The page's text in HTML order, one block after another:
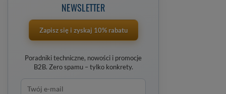
NEWSLETTER
Zapisz się i zyskaj 10% rabatu
Poradniki techniczne, nowości i promocje
B2B. Zero spamu – tylko konkrety.